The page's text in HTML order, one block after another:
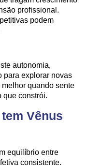
profissional.
podem
autonomia,
para explorar novas
quando sente
que constrói.
Vênus
equilíbrio entre
consistente.